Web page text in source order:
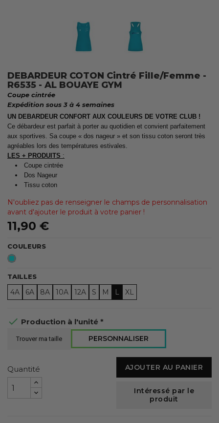
DEBARDEUR COTON Cintré Fille/Femme -
R6535 - AL BOUAYE GYM
Coupe cintrée
Expédition sous 3 à 4 semaines
UN DEBARDEUR CONFORT AUX COULEURS DE VOTRE CLUB !
Ce débardeur est parfait à porter au quotidien et convient parfaitement
aux sportives. Sa coupe « dos nageur » et son tissu coton seront très
agréables lors des températures estivales.
LES + PRODUITS :
Coupe cintrée
Dos Nageur
Tissu coton
N'oubliez pas de renseigner le champs de personnalisation
avant d'ajouter le produit à votre panier !
11,90 €
COULEURS
Turquoise
TAILLES
4A 6A 8A 10A 12A S M L XL
 Production à l'unité *
Trouver ma taille PERSONNALISER
Quantité AJOUTER AU PANIER
Intéressé par le
produit